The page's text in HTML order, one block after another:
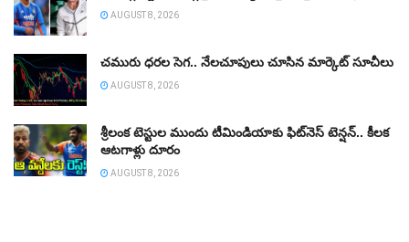
AUGUST 8, 2026
చమురు ధరల సెగ.. నేలచూపులు చూసిన మార్కెట్‌ సూచీలు
AUGUST 8, 2026
శ్రీలంక టెస్టుల ముందు టీమిండియాకు ఫిట్‌నెస్ టెన్షన్‌.. కీలక
ఆటగాళ్లు దూరం
AUGUST 8, 2026